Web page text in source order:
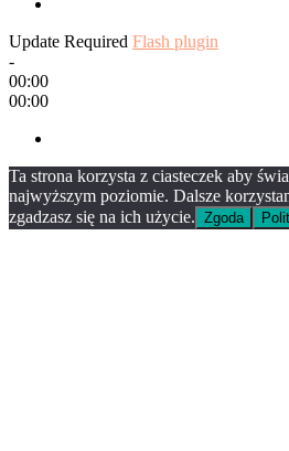
Update Required Flash plugin
-
00:00
00:00
Ta strona korzysta z ciasteczek aby
najwyższym poziomie. Dalsze
zgadzasz się na ich użycie. Zgoda